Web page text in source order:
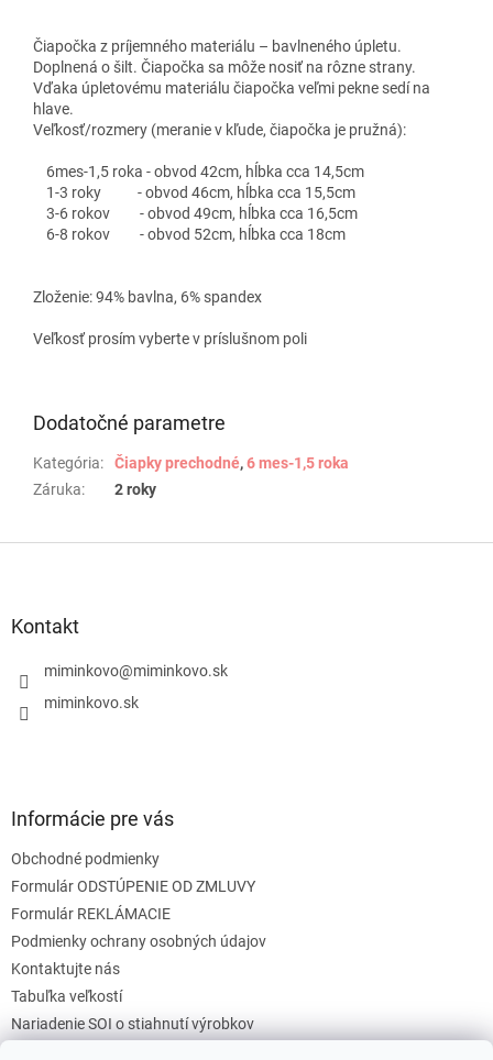
Čiapočka z príjemného materiálu – bavlneného úpletu.
Doplnená o šilt. Čiapočka sa môže nosiť na rôzne strany.
Vďaka úpletovému materiálu čiapočka veľmi pekne sedí na
hlave.
Veľkosť/rozmery (meranie v kľude, čiapočka je pružná):
6mes-1,5 roka - obvod 42cm, hĺbka cca 14,5cm
1-3 roky - obvod 46cm, hĺbka cca 15,5cm
3-6 rokov - obvod 49cm, hĺbka cca 16,5cm
6-8 rokov - obvod 52cm, hĺbka cca 18cm
Zloženie: 94% bavlna, 6% spandex
Veľkosť prosím vyberte v príslušnom poli
Dodatočné parametre
Kategória: Čiapky prechodné,6 mes-1,5 roka
Záruka: 2 roky
Kontakt
miminkovo@miminkovo.sk
miminkovo.sk
Informácie pre vás
Obchodné podmienky
Formulár ODSTÚPENIE OD ZMLUVY
Formulár REKLÁMACIE
Podmienky ochrany osobných údajov
Kontaktujte nás
Tabuľka veľkostí
Nariadenie SOI o stiahnutí výrobkov